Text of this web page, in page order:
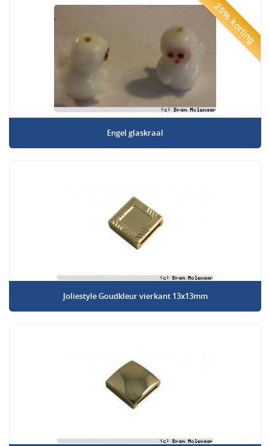
25% korting
Engel glaskraal
Joliestyle Goudkleur vierkant 13x13mm